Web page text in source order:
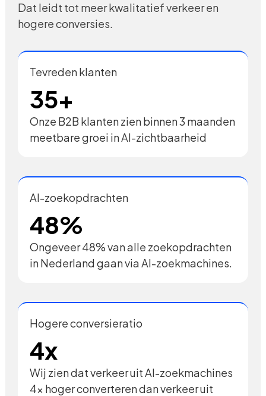
Dat leidt tot meer kwalitatief verkeer en
hogere conversies.
Tevreden klanten
35+
Onze B2B klanten zien binnen 3 maanden
meetbare groei in AI-zichtbaarheid
AI-zoekopdrachten
48%
Ongeveer 48% van alle zoekopdrachten
in Nederland gaan via AI-zoekmachines.
Hogere conversieratio
4x
Wij zien dat verkeer uit AI-zoekmachines
4x hoger converteren dan verkeer uit